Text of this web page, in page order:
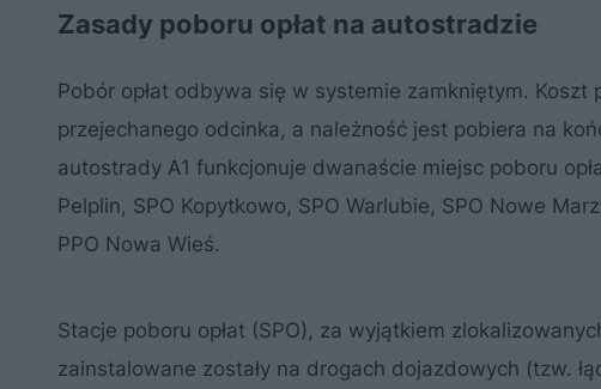
Zasady poboru opłat na autostradzie
Pobór opłat odbywa się w systemie zamkniętym.
przejechanego odcinka, a należność jest pobiera na
autostrady A1 funkcjonuje dwanaście miejsc poboru
Pelplin, SPO Kopytkowo, SPO Warlubie, SPO Nowe
PPO Nowa Wieś.
Stacje poboru opłat (SPO), za wyjątkiem
zainstalowane zostały na drogach dojazdowych (tzw.